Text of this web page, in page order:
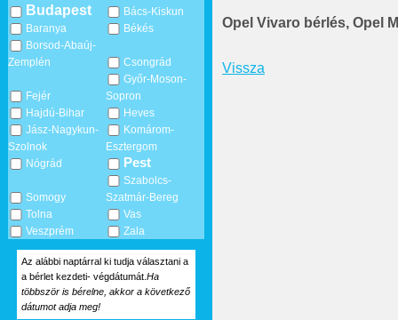
Budapest
Bács-Kiskun
Baranya
Békés
Borsod-Abaúj-
Zemplén
Csongrád
Fejér
Győr-Moson-
Sopron
Hajdú-Bihar
Heves
Jász-Nagykun-
Szolnok
Komárom-
Esztergom
Nógrád
Pest
Somogy
Szabolcs-
Szatmár-Bereg
Tolna
Vas
Veszprém
Zala
Az alábbi naptárral ki tudja választani a
a bérlet kezdeti- végdátumát. Ha
többször is bérelne, akkor a következő
dátumot adja meg!
Opel Vivaro bérlés, Opel
Vissza